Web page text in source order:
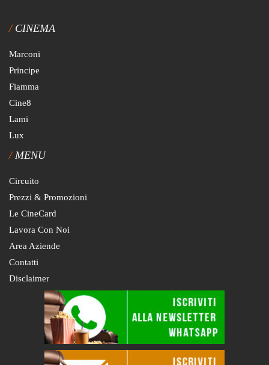
CINEMA
Marconi
Principe
Fiamma
Cine8
Lami
Lux
MENU
Circuito
Prezzi & Promozioni
Le CineCard
Lavora Con Noi
Area Aziende
Contatti
Disclaimer